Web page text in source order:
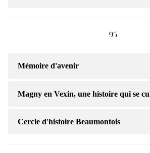
95
Mémoire d'avenir
Magny en Vexin, une histoire qui se
Cercle d'histoire Beaumontois